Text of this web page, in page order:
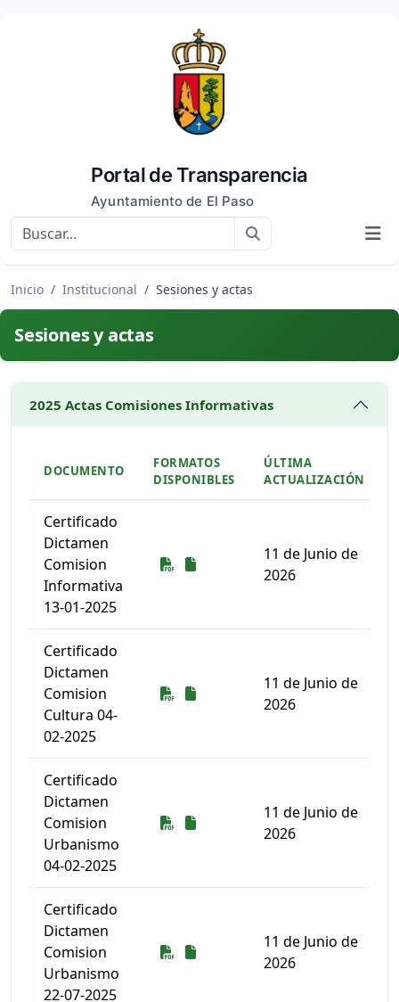
Portal de Transparencia
Ayuntamiento de El Paso
Inicio Institucional Sesiones y actas
Sesiones y actas
2025 Actas Comisiones Informativas
DOCUMENTO
FORMATOS
DISPONIBLES
ÚLTIMA
ACTUALIZACIÓN
Certificado
Dictamen
Comision
Informativa
13-01-2025
Descarga
Descarga
11 de Junio de
2026
Certificado
Dictamen
Comision
Cultura 04-
02-2025
Descarga
Descarga
11 de Junio de
2026
Certificado
Dictamen
Comision
Urbanismo
04-02-2025
Descarga
Descarga
11 de Junio de
2026
Certificado
Dictamen
Comision
Urbanismo
22-07-2025
Descarga
Descarga
11 de Junio de
2026